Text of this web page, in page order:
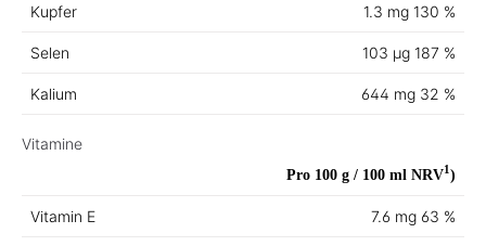
Kupfer 1.3 mg 130 %
Selen 103 µg 187 %
Kalium 644 mg 32 %
Vitamine
Pro 100 g / 100 ml NRV1)
Vitamin E 7.6 mg 63 %